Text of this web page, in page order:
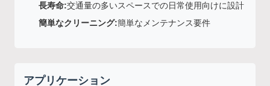
長寿命:交通量の多いスペースでの日常使用向けに設計
簡単なクリーニング:簡単なメンテナンス要件
アプリケーション